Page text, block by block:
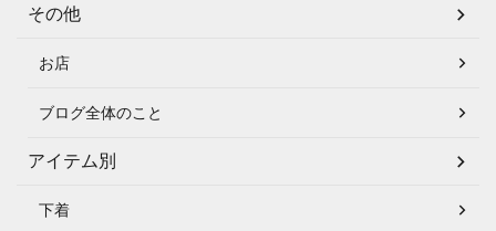
その他
お店
ブログ全体のこと
アイテム別
下着